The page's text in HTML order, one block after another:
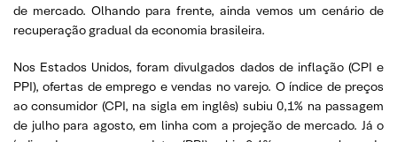
de mercado. Olhando para frente, ainda vemos um cenário de
recuperação gradual da economia brasileira.
Nos Estados Unidos, foram divulgados dados de inflação (CPI e
PPI), ofertas de emprego e vendas no varejo. O índice de preços
ao consumidor (CPI, na sigla em inglês) subiu 0,1% na passagem
de julho para agosto, em linha com a projeção de mercado. Já o